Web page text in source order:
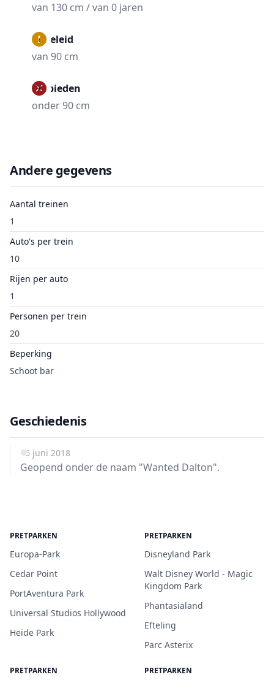
van 130 cm / van 0 jaren
Begeleid
van 90 cm
Verbieden
onder 90 cm
Andere gegevens
Aantal treinen
1
Auto's per trein
10
Rijen per auto
1
Personen per trein
20
Beperking
Schoot bar
Geschiedenis
16 juni 2018
Geopend onder de naam "Wanted Dalton".
PRETPARKEN
Europa-Park
Cedar Point
PortAventura Park
Universal Studios Hollywood
Heide Park
PRETPARKEN
Disneyland Park
Walt Disney World - Magic
Kingdom Park
Phantasialand
Efteling
Parc Asterix
PRETPARKEN PRETPARKEN